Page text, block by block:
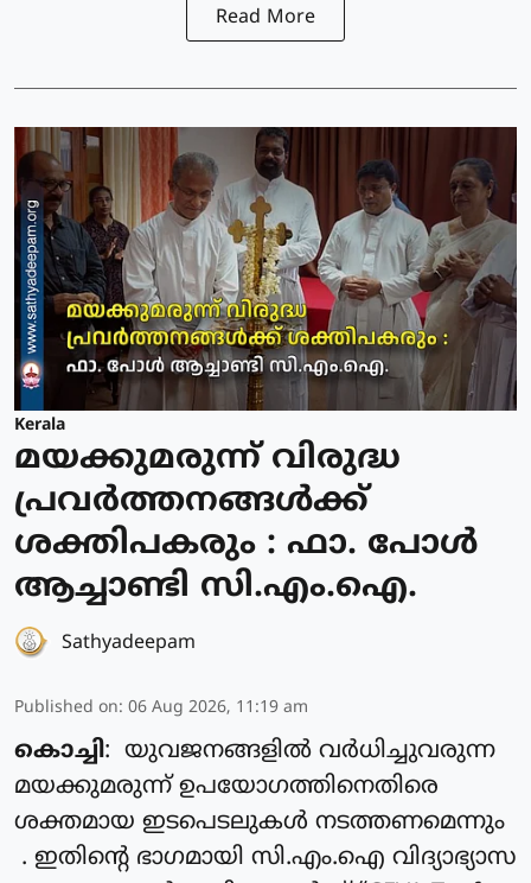
Read More
Kerala
മയക്കുമരുന്ന് വിരുദ്ധ
പ്രവർത്തനങ്ങൾക്ക്
ശക്തിപകരും : ഫാ. പോൾ
ആച്ചാണ്ടി സി.എം.ഐ.
Sathyadeepam
Published on: 06 Aug 2026, 11:19 am
കൊച്ചി: യുവജനങ്ങളിൽ വർധിച്ചുവരുന്ന
മയക്കുമരുന്ന് ഉപയോഗത്തിനെതിരെ
ശക്തമായ ഇടപെടലുകൾ നടത്തണമെന്നും
. ഇതിന്റെ ഭാഗമായി സി.എം.ഐ വിദ്യാഭ്യാസ